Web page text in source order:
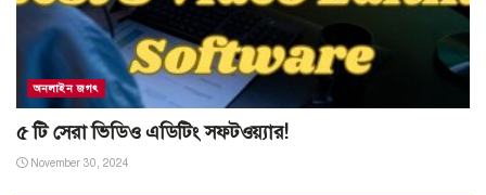
অনলাইন জগৎ
৫ টি সেরা ভিডিও এডিটিং সফটওয়্যার!
November 30, 2024